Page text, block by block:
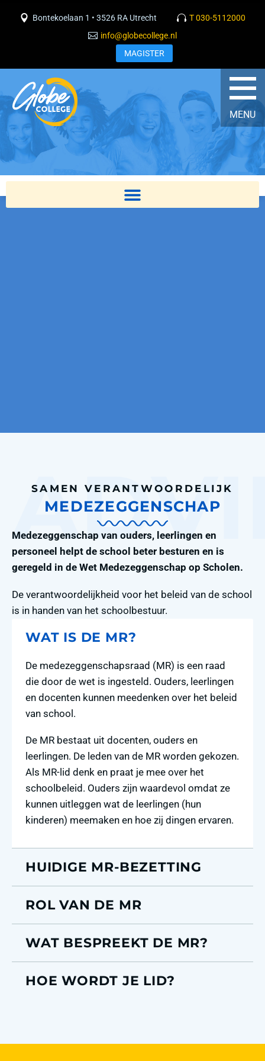
Bontekoelaan 1 • 3526 RA Utrecht
T 030-5112000
info@globecollege.nl
MAGISTER
SAMEN VERANTWOORDELIJK
MEDEZEGGENSCHAP
Medezeggenschap van ouders, leerlingen en
personeel helpt de school beter besturen en is
geregeld in de Wet Medezeggenschap op Scholen.
De verantwoordelijkheid voor het beleid van de school
is in handen van het schoolbestuur.
WAT IS DE MR?
De medezeggenschapsraad (MR) is een raad
die door de wet is ingesteld. Ouders, leerlingen
en docenten kunnen meedenken over het beleid
van school.
De MR bestaat uit docenten, ouders en
leerlingen. De leden van de MR worden gekozen.
Als MR-lid denk en praat je mee over het
schoolbeleid. Ouders zijn waardevol omdat ze
kunnen uitleggen wat de leerlingen (hun
kinderen) meemaken en hoe zij dingen ervaren.
HUIDIGE MR-BEZETTING
ROL VAN DE MR
WAT BESPREEKT DE MR?
HOE WORDT JE LID?